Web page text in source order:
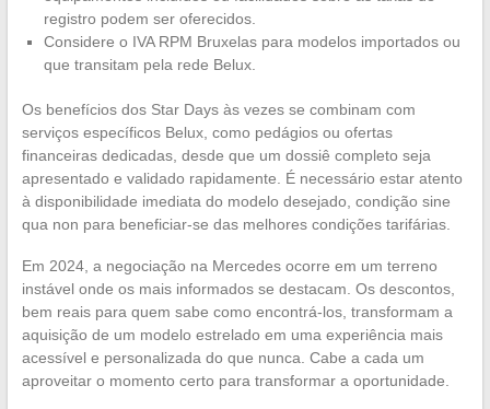
registro podem ser oferecidos.
Considere o IVA RPM Bruxelas para modelos importados ou
que transitam pela rede Belux.
Os benefícios dos Star Days às vezes se combinam com
serviços específicos Belux, como pedágios ou ofertas
financeiras dedicadas, desde que um dossiê completo seja
apresentado e validado rapidamente. É necessário estar atento
à disponibilidade imediata do modelo desejado, condição sine
qua non para beneficiar-se das melhores condições tarifárias.
Em 2024, a negociação na Mercedes ocorre em um terreno
instável onde os mais informados se destacam. Os descontos,
bem reais para quem sabe como encontrá-los, transformam a
aquisição de um modelo estrelado em uma experiência mais
acessível e personalizada do que nunca. Cabe a cada um
aproveitar o momento certo para transformar a oportunidade.